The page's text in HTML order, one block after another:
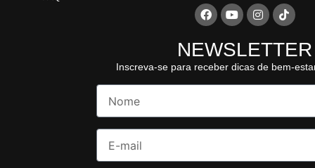
NEWSLETTER
Inscreva-se para receber dicas de bem-